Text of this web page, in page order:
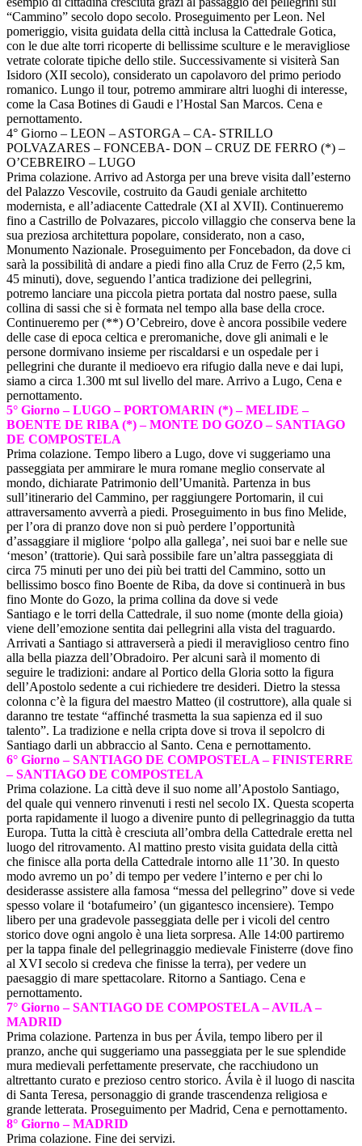
“Cammino” secolo dopo secolo. Proseguimento per Leon. Nel
pomeriggio, visita guidata della città inclusa la Cattedrale Gotica,
con le due alte torri ricoperte di bellissime sculture e le meravigliose
vetrate colorate tipiche dello stile. Successivamente si visiterà San
Isidoro (XII secolo), considerato un capolavoro del primo periodo
romanico. Lungo il tour, potremo ammirare altri luoghi di interesse,
come la Casa Botines di Gaudi e l’Hostal San Marcos. Cena e
pernottamento.
4° Giorno – LEON – ASTORGA – CA- STRILLO
POLVAZARES – FONCEBA- DON – CRUZ DE FERRO (*) –
O’CEBREIRO – LUGO
Prima colazione. Arrivo ad Astorga per una breve visita dall’esterno
del Palazzo Vescovile, costruito da Gaudi geniale architetto
modernista, e all’adiacente Cattedrale (XI al XVII). Continueremo
fino a Castrillo de Polvazares, piccolo villaggio che conserva bene la
sua preziosa architettura popolare, considerato, non a caso,
Monumento Nazionale. Proseguimento per Foncebadon, da dove ci
sarà la possibilità di andare a piedi fino alla Cruz de Ferro (2,5 km,
45 minuti), dove, seguendo l’antica tradizione dei pellegrini,
potremo lanciare una piccola pietra portata dal nostro paese, sulla
collina di sassi che si è formata nel tempo alla base della croce.
Continueremo per (**) O’Cebreiro, dove è ancora possibile vedere
delle case di epoca celtica e preromaniche, dove gli animali e le
persone dormivano insieme per riscaldarsi e un ospedale per i
pellegrini che durante il medioevo era rifugio dalla neve e dai lupi,
siamo a circa 1.300 mt sul livello del mare. Arrivo a Lugo, Cena e
pernottamento.
5° Giorno – LUGO – PORTOMARIN (*) – MELIDE –
BOENTE DE RIBA (*) – MONTE DO GOZO – SANTIAGO
DE COMPOSTELA
Prima colazione. Tempo libero a Lugo, dove vi suggeriamo una
passeggiata per ammirare le mura romane meglio conservate al
mondo, dichiarate Patrimonio dell’Umanità. Partenza in bus
sull’itinerario del Cammino, per raggiungere Portomarin, il cui
attraversamento avverrà a piedi. Proseguimento in bus fino Melide,
per l’ora di pranzo dove non si può perdere l’opportunità
d’assaggiare il migliore ‘polpo alla gallega’, nei suoi bar e nelle sue
‘meson’ (trattorie). Qui sarà possibile fare un’altra passeggiata di
circa 75 minuti per uno dei più bei tratti del Cammino, sotto un
bellissimo bosco fino Boente de Riba, da dove si continuerà in bus
fino Monte do Gozo, la prima collina da dove si vede
Santiago e le torri della Cattedrale, il suo nome (monte della gioia)
viene dell’emozione sentita dai pellegrini alla vista del traguardo.
Arrivati a Santiago si attraverserà a piedi il meraviglioso centro fino
alla bella piazza dell’Obradoiro. Per alcuni sarà il momento di
seguire le tradizioni: andare al Portico della Gloria sotto la figura
dell’Apostolo sedente a cui richiedere tre desideri. Dietro la stessa
colonna c’è la figura del maestro Matteo (il costruttore), alla quale si
daranno tre testate “affinché trasmetta la sua sapienza ed il suo
talento”. La tradizione e nella cripta dove si trova il sepolcro di
Santiago darli un abbraccio al Santo. Cena e pernottamento.
6° Giorno – SANTIAGO DE COMPOSTELA – FINISTERRE
– SANTIAGO DE COMPOSTELA
Prima colazione. La città deve il suo nome all’Apostolo Santiago,
del quale qui vennero rinvenuti i resti nel secolo IX. Questa scoperta
porta rapidamente il luogo a divenire punto di pellegrinaggio da tutta
Europa. Tutta la città è cresciuta all’ombra della Cattedrale eretta nel
luogo del ritrovamento. Al mattino presto visita guidata della città
che finisce alla porta della Cattedrale intorno alle 11’30. In questo
modo avremo un po’ di tempo per vedere l’interno e per chi lo
desiderasse assistere alla famosa “messa del pellegrino” dove si vede
spesso volare il ‘botafumeiro’ (un gigantesco incensiere). Tempo
libero per una gradevole passeggiata delle per i vicoli del centro
storico dove ogni angolo è una lieta sorpresa. Alle 14:00 partiremo
per la tappa finale del pellegrinaggio medievale Finisterre (dove fino
al XVI secolo si credeva che finisse la terra), per vedere un
paesaggio di mare spettacolare. Ritorno a Santiago. Cena e
pernottamento.
7° Giorno – SANTIAGO DE COMPOSTELA – AVILA –
MADRID
Prima colazione. Partenza in bus per Ávila, tempo libero per il
pranzo, anche qui suggeriamo una passeggiata per le sue splendide
mura medievali perfettamente preservate, che racchiudono un
altrettanto curato e prezioso centro storico. Ávila è il luogo di nascita
di Santa Teresa, personaggio di grande trascendenza religiosa e
grande letterata. Proseguimento per Madrid, Cena e pernottamento.
8° Giorno – MADRID
Prima colazione. Fine dei servizi.